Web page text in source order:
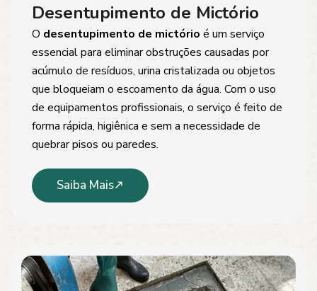
Desentupimento de Mictório
O desentupimento de mictório é um serviço
essencial para eliminar obstruções causadas por
acúmulo de resíduos, urina cristalizada ou objetos
que bloqueiam o escoamento da água. Com o uso
de equipamentos profissionais, o serviço é feito de
forma rápida, higiênica e sem a necessidade de
quebrar pisos ou paredes.
Saiba Mais